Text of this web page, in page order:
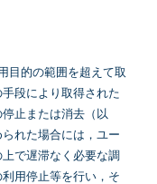
目的の範囲を超えて取
段により取得された
止または消去（以
れた場合には，ユー
で遅滞なく必要な調
用停止等を行い，そ